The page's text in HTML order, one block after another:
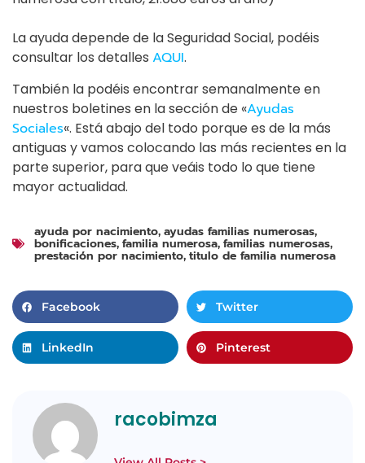
La ayuda depende de la Seguridad Social, podéis
consultar los detalles AQUI.
También la podéis encontrar semanalmente en
nuestros boletines en la sección de «Ayudas
Sociales«. Está abajo del todo porque es de la más
antiguas y vamos colocando las más recientes en la
parte superior, para que veáis todo lo que tiene
mayor actualidad.
ayuda por nacimiento, ayudas familias numerosas,
bonificaciones, familia numerosa, familias numerosas,
prestación por nacimiento, titulo de familia numerosa
Facebook Twitter
LinkedIn Pinterest
racobimza